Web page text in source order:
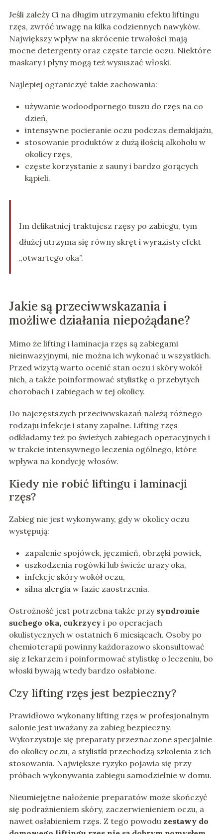
Jeśli zależy Ci na długim utrzymaniu efektu liftingu
rzęs, zwróć uwagę na kilka codziennych nawyków.
Największy wpływ na skrócenie trwałości mają
mocne detergenty oraz częste tarcie oczu. Niektóre
maskary i płyny mogą też wysuszać włoski.
Najlepiej ograniczyć takie zachowania:
używanie wodoodpornego tuszu do rzęs na co
dzień,
intensywne pocieranie oczu podczas demakijażu,
stosowanie produktów z dużą ilością alkoholu w
okolicy rzęs,
częste korzystanie z sauny i bardzo gorących
kąpieli.
Im delikatniej traktujesz rzęsy po zabiegu, tym
dłużej utrzyma się równy skręt i wyrazisty efekt
„otwartego oka”.
Jakie są przeciwwskazania i
możliwe działania niepożądane?
Mimo że lifting i laminacja rzęs są zabiegami
nieinwazyjnymi, nie można ich wykonać u wszystkich.
Przed wizytą warto ocenić stan oczu i skóry wokół
nich, a także poinformować stylistkę o przebytych
chorobach i zabiegach w tej okolicy.
Do najczęstszych przeciwwskazań należą różnego
rodzaju infekcje i stany zapalne. Lifting rzęs
odkładamy też po świeżych zabiegach operacyjnych i
w trakcie intensywnego leczenia ogólnego, które
wpływa na kondycję włosów.
Kiedy nie robić liftingu i laminacji
rzęs?
Zabieg nie jest wykonywany, gdy w okolicy oczu
występują:
zapalenie spojówek, jęczmień, obrzęki powiek,
uszkodzenia rogówki lub świeże urazy oka,
infekcje skóry wokół oczu,
silna alergia w fazie zaostrzenia.
Ostrożność jest potrzebna także przy syndromie
suchego oka, cukrzycyi po operacjach
okulistycznych w ostatnich 6 miesiącach. Osoby po
chemioterapii powinny każdorazowo skonsultować
się z lekarzem i poinformować stylistkę o leczeniu, bo
włoski bywają wtedy bardzo osłabione.
Czy lifting rzęs jest bezpieczny?
Prawidłowo wykonany lifting rzęs w profesjonalnym
salonie jest uważany za zabieg bezpieczny.
Wykorzystuje się preparaty przeznaczone specjalnie
do okolicy oczu, a stylistki przechodzą szkolenia z ich
stosowania. Największe ryzyko pojawia się przy
próbach wykonywania zabiegu samodzielnie w domu.
Nieumiejętne nałożenie preparatów może skończyć
się podrażnieniem skóry, zaczerwienieniem oczu, a
nawet osłabieniem rzęs. Z tego powodu zestawy do